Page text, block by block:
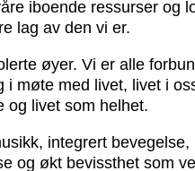
iboende ressurser og
lag av den vi er.
øyer. Vi er alle
i møte med livet, livet i
og livet som helhet.
integrert bevegelse,
og økt bevissthet som